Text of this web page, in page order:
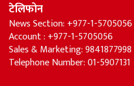
टेलिफोन
News Section: +977-1-5705056
Account : +977-1-5705056
Sales & Marketing: 9841877998
Telephone Number: 01-5907131